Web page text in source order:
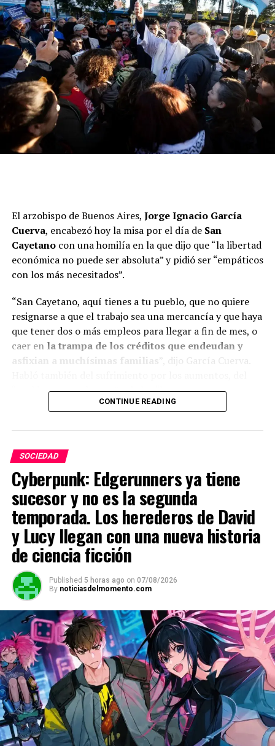
Podéis verlo abajo:
Kingdom Hearts Collection
stickers will be given out at
select Toy Story 5
screenings in Japan from
today!
pic.twitter.com/9VEhYN88n
— Genki
(@Genki_JPN)
August 7, 2026
¿Qué os ha parecido esta información? No dudéis en
compartir vuestra opinión en los comentarios.
Fuente.
ADVERTISEMENT
El arzobispo de Buenos Aires, Jorge Ignacio García
Cuerva, encabezó hoy la misa por el día de San
Cayetano con una homilía en la que dijo que “la libertad
económica no puede ser absoluta” y pidió ser “empáticos
con los más necesitados”.
“San Cayetano, aquí tienes a tu pueblo, que no quiere
resignarse a que el trabajo sea una mercancía y que haya
que tener dos o más empleos para llegar a fin de mes, o
caer en la trampa de los créditos que endeudan y
asfixian a muchísimas familias ”, dijo García Cuerva.
“sueldo que no alcanza” y de los “hermanos que
revuelven la basura para comer”.
CONTINUE READING
SOCIEDAD
Cyberpunk: Edgerunners ya tiene
sucesor y no es la segunda
temporada. Los herederos de David
y Lucy llegan con una nueva historia
de ciencia ficción
Published 5 horas ago on 07/08/2026
By noticiasdelmomento.com